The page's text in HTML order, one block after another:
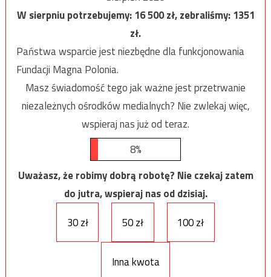
W sierpniu potrzebujemy:16 500zł, zebraliśmy:1351
zł.
Państwa wsparcie jest niezbędne dla funkcjonowania
Fundacji Magna Polonia.
Masz świadomość tego jak ważne jest przetrwanie
niezależnych ośrodków medialnych? Nie zwlekaj więc,
wspieraj nas już od teraz.
8%
Uważasz, że robimy dobrą robotę? Nie czekaj zatem
do jutra, wspieraj nas od dzisiaj.
30 zł
50 zł 100 zł
Inna kwota